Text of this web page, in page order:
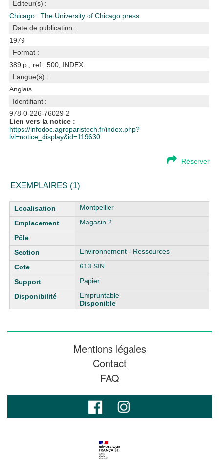
Editeur(s) :
Chicago : The University of Chicago press
Date de publication :
1979
Format :
389 p., ref.: 500, INDEX
Langue(s) :
Anglais
Identifiant :
978-0-226-76029-2
Lien vers la notice :
https://infodoc.agroparistech.fr/index.php?
lvl=notice_display&id=119630
Réserver
EXEMPLAIRES (1)
Liste des exemplaires
Montpellier
Magasin 2
Environnement - Ressources
613 SIN
Papier
Empruntable
Disponible
Mentions légales
Contact
FAQ